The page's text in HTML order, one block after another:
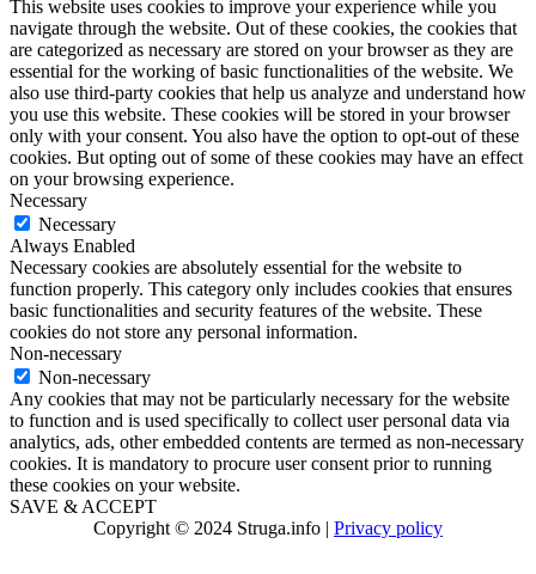
This website uses cookies to improve your experience while you
navigate through the website. Out of these cookies, the cookies that
are categorized as necessary are stored on your browser as they are
essential for the working of basic functionalities of the website. We
also use third-party cookies that help us analyze and understand how
you use this website. These cookies will be stored in your browser
only with your consent. You also have the option to opt-out of these
cookies. But opting out of some of these cookies may have an effect
on your browsing experience.
Necessary
Necessary
Always Enabled
Necessary cookies are absolutely essential for the website to
function properly. This category only includes cookies that ensures
basic functionalities and security features of the website. These
cookies do not store any personal information.
Non-necessary
Non-necessary
Any cookies that may not be particularly necessary for the website
to function and is used specifically to collect user personal data via
analytics, ads, other embedded contents are termed as non-necessary
cookies. It is mandatory to procure user consent prior to running
these cookies on your website.
SAVE & ACCEPT
Copyright © 2024 Struga.info | Privacy policy